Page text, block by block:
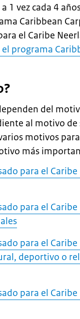
1 vez cada 4
Caribbean
el Caribe
programa
del
al motivo de
motivos
más
para el Caribe
para el Caribe
para el
deportivo o
para el